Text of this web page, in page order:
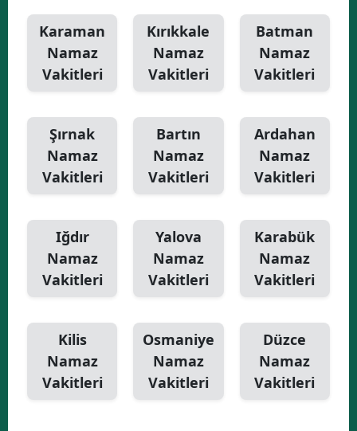
Karaman
Namaz
Vakitleri
Kırıkkale
Namaz
Vakitleri
Batman
Namaz
Vakitleri
Şırnak
Namaz
Vakitleri
Bartın
Namaz
Vakitleri
Ardahan
Namaz
Vakitleri
Iğdır
Namaz
Vakitleri
Yalova
Namaz
Vakitleri
Karabük
Namaz
Vakitleri
Kilis
Namaz
Vakitleri
Osmaniye
Namaz
Vakitleri
Düzce
Namaz
Vakitleri